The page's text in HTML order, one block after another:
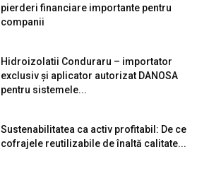
pierderi financiare importante pentru
companii
Hidroizolatii Conduraru – importator
exclusiv și aplicator autorizat DANOSA
pentru sistemele...
Sustenabilitatea ca activ profitabil: De ce
cofrajele reutilizabile de înaltă calitate...